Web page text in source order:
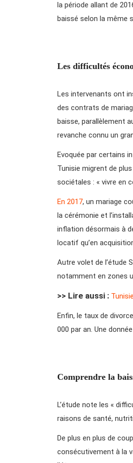
la période allant de
baissé selon la même
Les difficultés
Les intervenants ont
des contrats de
baisse, parallèlement
revanche connu un
Evoquée par certains
Tunisie migrent de
sociétales : « vivre en
En 2017, un mariage
la cérémonie et
inflation désormais à
locatif qu’en
Autre volet de l’étude
notamment en zones
>> Lire aussi :
Enfin, le taux de
000 par an. Une
Comprendre la
L’étude note les «
raisons de santé,
De plus en plus de
consécutivement à la